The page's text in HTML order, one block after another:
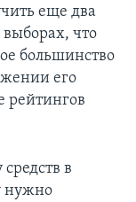
еще два
что
большинство
его
рейтингов
в
нужно